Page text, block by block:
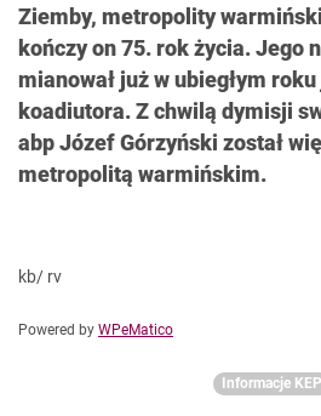
Ziemby, metropolity
kończy on 75. rok życia. Jego
mianował już w ubiegłym
koadiutora. Z chwilą dymisji
abp Józef Górzyński został
metropolitą warmińskim.
kb/ rv
Powered by WPeMatico
Informacje KEP